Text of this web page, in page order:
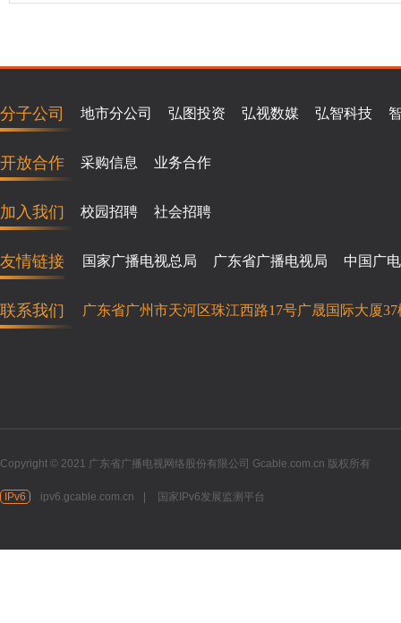
分子公司 地市分公司 弘图投资 弘视数媒 弘智科技
开放合作 采购信息 业务合作
加入我们 校园招聘 社会招聘
友情链接 国家广播电视总局 广东省广播电视局 中国广电
联系我们 广东省广州市天河区珠江西路17号广晟国际大厦37
Copyright © 2021 广东省广播电视网络股份有限公司 Gcable.com.cn 版权所有
IPv6 ipv6.gcable.com.cn | 国家IPv6发展监测平台